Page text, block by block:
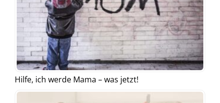
Hilfe, ich werde Mama – was jetzt!